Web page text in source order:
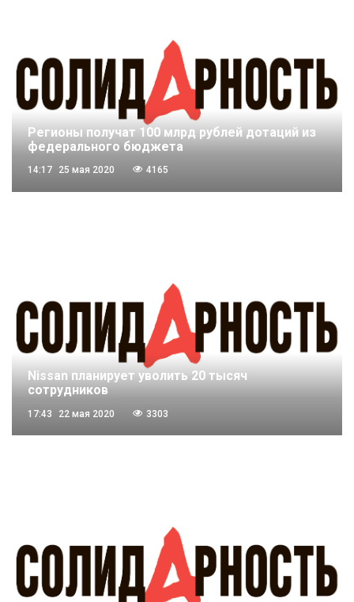
Регионы получат 100 млрд рублей дотаций из
федерального бюджета
14:17 25 мая 2020 4165
Nissan планирует уволить 20 тысяч
сотрудников
17:43 22 мая 2020 3303